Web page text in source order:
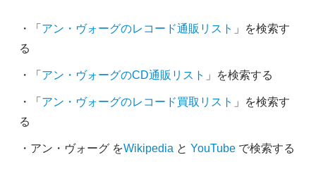
・「 アン・ヴォーグのレコード通販リスト 」を検索す
る
・「 アン・ヴォーグのCD通販リスト 」を検索する
・「 アン・ヴォーグのレコード買取リスト 」を検索す
る
・アン・ヴォーグ をWikipedia と YouTubeで検索する